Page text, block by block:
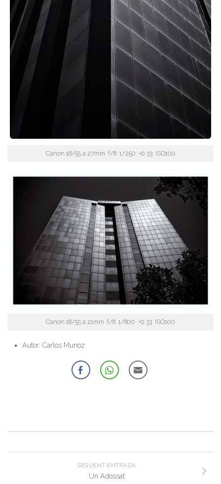
Canon 18/55 a 27mm f/8 1/250 +0.33 ISO100
Canon 18/55 a 21mm f/8 1/800 +0.33 ISO100
Autor: Carlos Munoz
SEGÜENT ENTRADA
Un Adossat